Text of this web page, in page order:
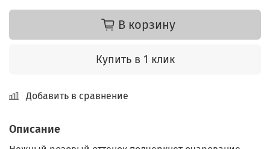
В корзину
Купить в 1 клик
Добавить в сравнение
Описание